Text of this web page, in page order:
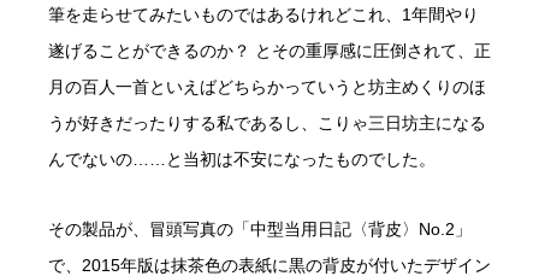
筆を走らせてみたいものではあるけれどこれ、1年間やり
遂げることができるのか？ とその重厚感に圧倒されて、正
月の百人一首といえばどちらかっていうと坊主めくりのほ
うが好きだったりする私であるし、こりゃ三日坊主になる
んでないの……と当初は不安になったものでした。
その製品が、冒頭写真の「中型当用日記〈背皮〉No.2」
で、2015年版は抹茶色の表紙に黒の背皮が付いたデザイン